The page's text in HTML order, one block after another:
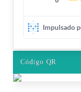
Código QR